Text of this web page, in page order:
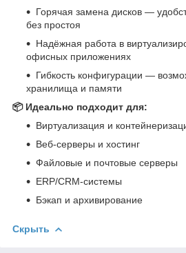
Горячая замена дисков —
без простоя
Надёжная работа в
офисных приложениях
Гибкость конфигурации —
хранилища и памяти
📦 Идеально подходит для:
Виртуализация и
Веб-серверы и хостинг
Файловые и почтовые серверы
ERP/CRM-системы
Бэкап и архивирование
Скрыть